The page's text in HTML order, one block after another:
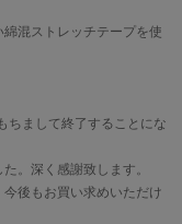
混ストレッチテープを使
ちまして終了することにな
。深く感謝致します。
後もお買い求めいただけ